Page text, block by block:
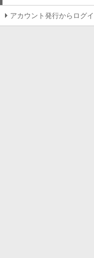
アカウント発行からログ